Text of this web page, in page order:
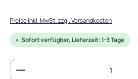
Preise inkl. MwSt. zzgl. Versandkosten
Sofort verfügbar, Lieferzeit: 1-3 Tage
Produkt Anzahl: Gib den